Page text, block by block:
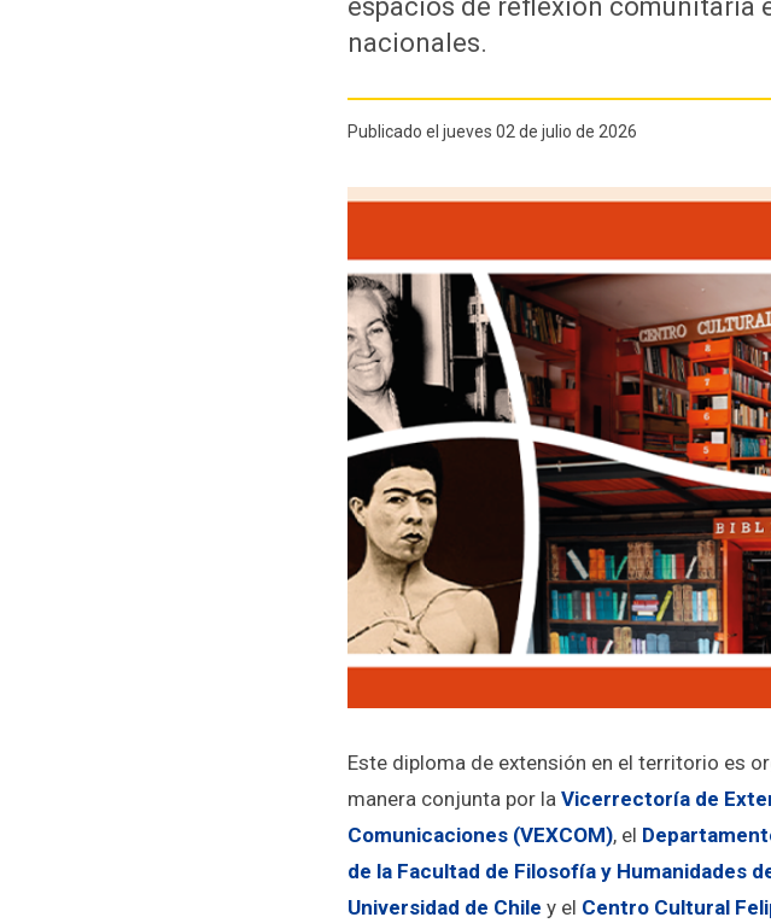
espacios de reflexión comunitaria
nacionales.
Publicado el jueves 02 de julio de 2026
Este diploma de extensión en el territorio es
manera conjunta por la Vicerrectoría de
Comunicaciones (VEXCOM), el
de la Facultad de Filosofía y Humanidades
Universidad de Chile y el Centro Cultural